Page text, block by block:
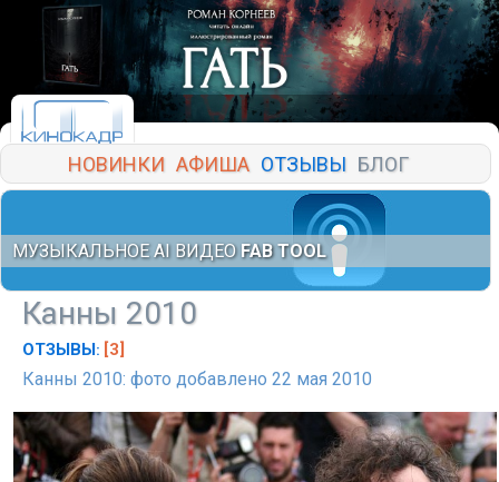
НОВИНКИ АФИША ОТЗЫВЫ БЛОГ
МУЗЫКАЛЬНОЕ AI ВИДЕО FAB TOOL
Канны 2010
ОТЗЫВЫ: [3]
Канны 2010: фото добавлено 22 мая 2010